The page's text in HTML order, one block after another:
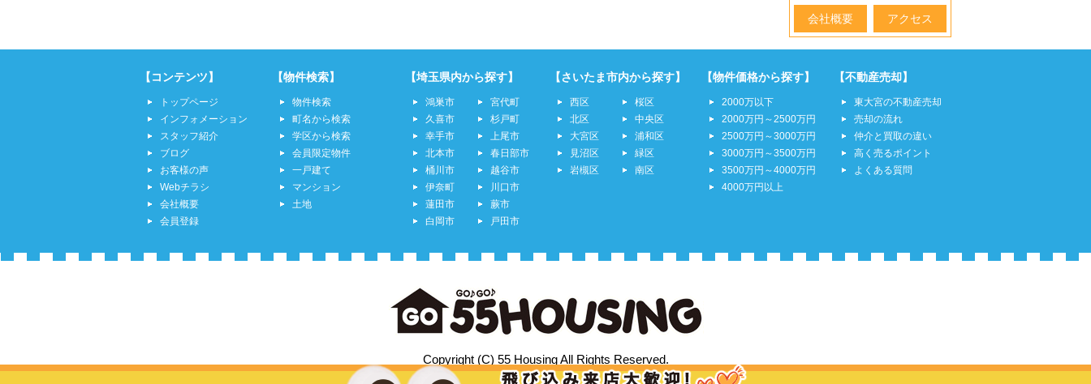
会社概要 アクセス
【コンテンツ】
トップページ
インフォメーション
スタッフ紹介
ブログ
お客様の声
Webチラシ
会社概要
会員登録
【物件検索】
物件検索
町名から検索
学区から検索
会員限定物件
一戸建て
マンション
土地
【埼玉県内から探す】
鴻巣市
久喜市
幸手市
北本市
桶川市
伊奈町
蓮田市
白岡市
宮代町
杉戸町
上尾市
春日部市
越谷市
川口市
蕨市
戸田市
【さいたま市内から探す】
西区
北区
大宮区
見沼区
岩槻区
桜区
中央区
浦和区
緑区
南区
【物件価格から探す】
2000万以下
2000万円～2500万円
2500万円～3000万円
3000万円～3500万円
3500万円～4000万円
4000万円以上
【不動産売却】
東大宮の不動産売却
売却の流れ
仲介と買取の違い
高く売るポイント
よくある質問
Copyright (C) 55 Housing All Rights Reserved.